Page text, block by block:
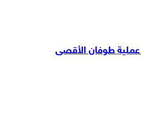
طوفان الأقصى